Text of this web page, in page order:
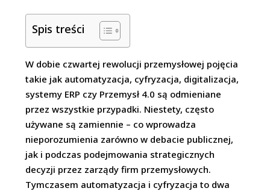
Spis treści
W dobie czwartej rewolucji przemysłowej pojęcia
takie jak automatyzacja, cyfryzacja, digitalizacja,
systemy ERP czy Przemysł 4.0 są odmieniane
przez wszystkie przypadki. Niestety, często
używane są zamiennie – co wprowadza
nieporozumienia zarówno w debacie publicznej,
jak i podczas podejmowania strategicznych
decyzji przez zarządy firm przemysłowych.
Tymczasem automatyzacja i cyfryzacja to dwa